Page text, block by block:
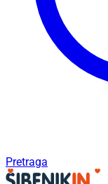
Pretraga